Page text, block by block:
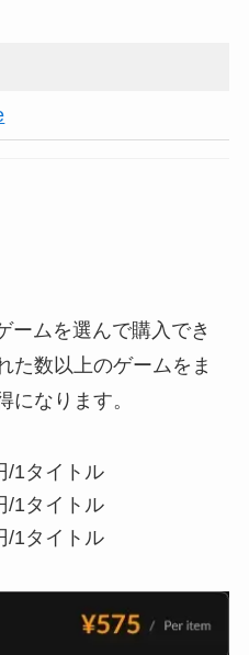
ームを選んで購入でき
た数以上のゲームをま
になります。
/1タイトル
/1タイトル
/1タイトル